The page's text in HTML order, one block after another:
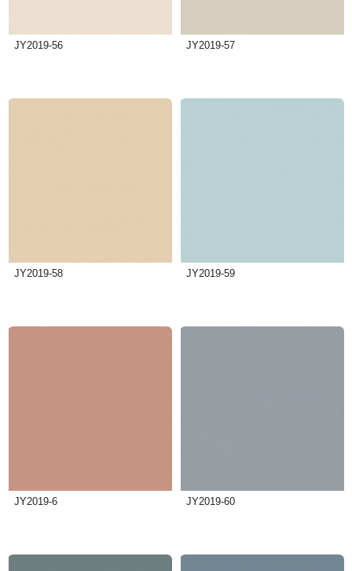
JY2019-56 JY2019-57
JY2019-58 JY2019-59
JY2019-6 JY2019-60